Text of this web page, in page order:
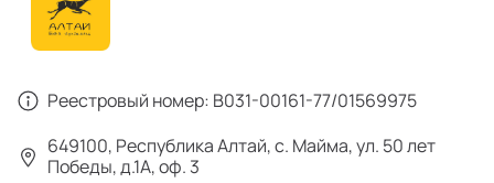
Реестровый номер: В031-00161-77/01569975
649100, Республика Алтай, с. Майма, ул. 50 лет
Победы, д.1А, оф. 3